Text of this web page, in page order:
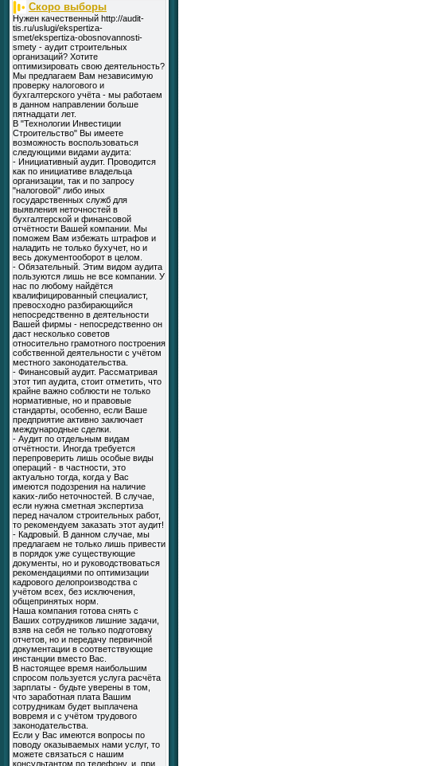
Скоро выборы
Нужен качественный http://audit-
tis.ru/uslugi/ekspertiza-
smet/ekspertiza-obosnovannosti-
smety - аудит строительных
организаций? Хотите
оптимизировать свою деятельность?
Мы предлагаем Вам независимую
проверку налогового и
бухгалтерского учёта - мы работаем
в данном направлении больше
пятнадцати лет.
В "Технологии Инвестиции
Строительство" Вы имеете
возможность воспользоваться
следующими видами аудита:
- Инициативный аудит. Проводится
как по инициативе владельца
организации, так и по запросу
"налоговой" либо иных
государственных служб для
выявления неточностей в
бухгалтерской и финансовой
отчётности Вашей компании. Мы
поможем Вам избежать штрафов и
наладить не только бухучет, но и
весь документооборот в целом.
- Обязательный. Этим видом аудита
пользуются лишь не все компании. У
нас по любому найдётся
квалифицированный специалист,
превосходно разбирающийся
непосредственно в деятельности
Вашей фирмы - непосредственно он
даст несколько советов
относительно грамотного построения
собственной деятельности с учётом
местного законодательства.
- Финансовый аудит. Рассматривая
этот тип аудита, стоит отметить, что
крайне важно соблюсти не только
нормативные, но и правовые
стандарты, особенно, если Ваше
предприятие активно заключает
международные сделки.
- Аудит по отдельным видам
отчётности. Иногда требуется
перепроверить лишь особые виды
операций - в частности, это
актуально тогда, когда у Вас
имеются подозрения на наличие
каких-либо неточностей. В случае,
если нужна сметная экспертиза
перед началом строительных работ,
то рекомендуем заказать этот аудит!
- Кадровый. В данном случае, мы
предлагаем не только лишь привести
в порядок уже существующие
документы, но и руководствоваться
рекомендациями по оптимизации
кадрового делопроизводства с
учётом всех, без исключения,
общепринятых норм.
Наша компания готова снять с
Ваших сотрудников лишние задачи,
взяв на себя не только подготовку
отчетов, но и передачу первичной
документации в соответствующие
инстанции вместо Вас.
В настоящее время наибольшим
спросом пользуется услуга расчёта
зарплаты - будьте уверены в том,
что заработная плата Вашим
сотрудникам будет выплачена
вовремя и с учётом трудового
законодательства.
Если у Вас имеются вопросы по
поводу оказываемых нами услуг, то
можете связаться с нашим
консультантом по телефону, и, при